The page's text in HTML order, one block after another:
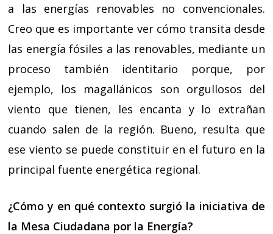
a las energías renovables no convencionales.
Creo que es importante ver cómo transita desde
las energía fósiles a las renovables, mediante un
proceso también identitario porque, por
ejemplo, los magallánicos son orgullosos del
viento que tienen, les encanta y lo extrañan
cuando salen de la región. Bueno, resulta que
ese viento se puede constituir en el futuro en la
principal fuente energética regional.
¿Cómo y en qué contexto surgió la iniciativa de
la Mesa Ciudadana por la Energía?